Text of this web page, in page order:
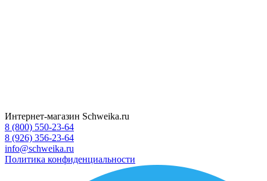
Интернет-магазин Schweika.ru
8 (800) 550-23-64
8 (926) 356-23-64
info@schweika.ru
Политика конфиденциальности